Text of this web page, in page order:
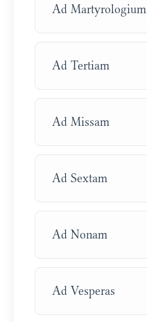
Ad Martyrologium
Ad Tertiam
Ad Missam
Ad Sextam
Ad Nonam
Ad Vesperas